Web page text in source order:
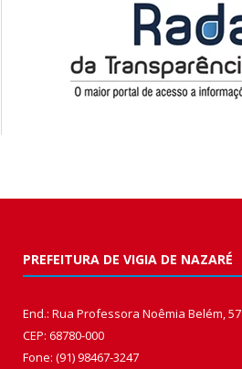
PREFEITURA DE VIGIA DE NAZARÉ
End.: Rua Professora Noêmia Belém,
CEP: 68780-000
Fone: (91) 98467-3247